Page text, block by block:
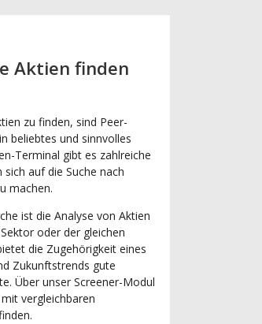
Aktien finden
zu finden, sind Peer-
beliebtes und sinnvolles
Terminal gibt es zahlreiche
auf die Suche nach
machen.
ist die Analyse von Aktien
oder der gleichen
die Zugehörigkeit eines
Zukunftstrends gute
Über unser Screener-Modul
vergleichbaren